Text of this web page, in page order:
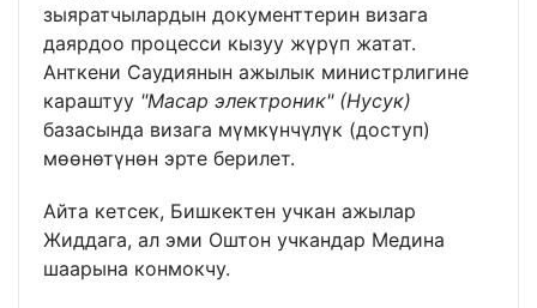
зыяратчылардын документтерин визага
даярдоо процесси кызуу жүрүп жатат.
Анткени Саудиянын ажылык министрлигине
караштуу "Масар электроник" (Нусук)
базасында визага мүмкүнчүлүк (доступ)
мөөнөтүнөн эрте берилет.
Айта кетсек, Бишкектен учкан ажылар
Жиддага, ал эми Оштон учкандар Медина
шаарына конмокчу.